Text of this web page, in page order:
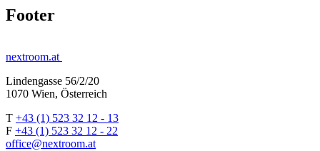
Footer
nextroom.at
Lindengasse 56/2/20
1070 Wien, Österreich
T +43 (1) 523 32 12 - 13
F +43 (1) 523 32 12 - 22
office@nextroom.at